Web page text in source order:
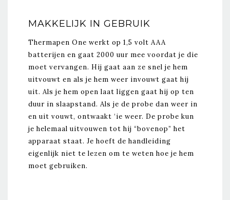
MAKKELIJK IN GEBRUIK
Thermapen One werkt op 1,5 volt AAA
batterijen en gaat 2000 uur mee voordat je die
moet vervangen. Hij gaat aan ze snel je hem
uitvouwt en als je hem weer invouwt gaat hij
uit. Als je hem open laat liggen gaat hij op ten
duur in slaapstand. Als je de probe dan weer in
en uit vouwt, ontwaakt ‘ie weer. De probe kun
je helemaal uitvouwen tot hij “bovenop” het
apparaat staat. Je hoeft de handleiding
eigenlijk niet te lezen om te weten hoe je hem
moet gebruiken.